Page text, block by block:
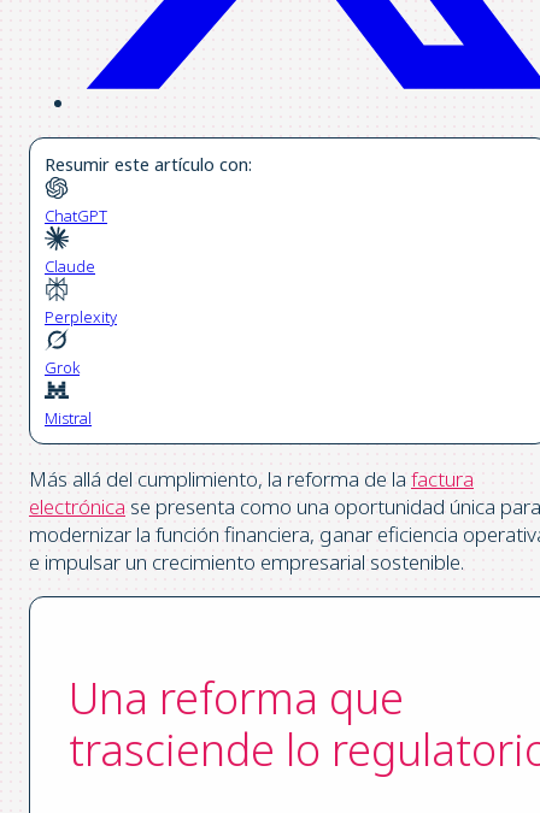
Resumir este artículo con:
ChatGPT
Claude
Perplexity
Grok
Mistral
Más allá del cumplimiento, la reforma de la factura
electrónica se presenta como una oportunidad única para
modernizar la función financiera, ganar eficiencia
e impulsar un crecimiento empresarial sostenible.
Una reforma que
trasciende lo